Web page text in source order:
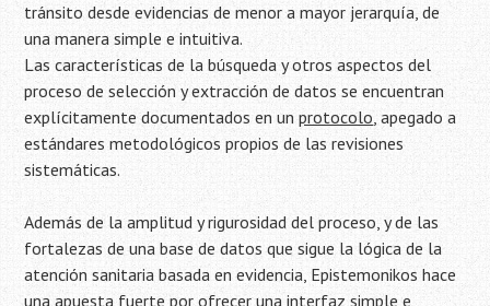
tránsito desde evidencias de menor a mayor jerarquía, de
una manera simple e intuitiva.
Las características de la búsqueda y otros aspectos del
proceso de selección y extracción de datos se encuentran
explícitamente documentados en unprotocolo, apegado a
estándares metodológicos propios de las revisiones
sistemáticas.
Además de la amplitud y rigurosidad del proceso, y de las
fortalezas de una base de datos que sigue la lógica de la
atención sanitaria basada en evidencia, Epistemonikos hace
una apuesta fuerte por ofrecer una interfaz simple e